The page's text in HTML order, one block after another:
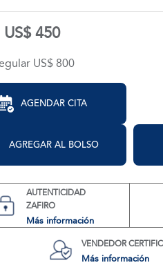
US$ 450
US$ 800
AGENDAR CITA
AGREGAR AL BOLSO
AUTENTICIDAD
ZAFIRO
Más información
VENDEDOR
Más información